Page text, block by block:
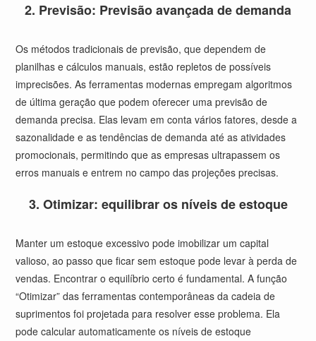
2. Previsão: Previsão avançada de demanda
Os métodos tradicionais de previsão, que dependem de
planilhas e cálculos manuais, estão repletos de possíveis
imprecisões. As ferramentas modernas empregam algoritmos
de última geração que podem oferecer uma previsão de
demanda precisa. Elas levam em conta vários fatores, desde a
sazonalidade e as tendências de demanda até as atividades
promocionais, permitindo que as empresas ultrapassem os
erros manuais e entrem no campo das projeções precisas.
3. Otimizar: equilibrar os níveis de estoque
Manter um estoque excessivo pode imobilizar um capital
valioso, ao passo que ficar sem estoque pode levar à perda de
vendas. Encontrar o equilíbrio certo é fundamental. A função
“Otimizar” das ferramentas contemporâneas da cadeia de
suprimentos foi projetada para resolver esse problema. Ela
pode calcular automaticamente os níveis de estoque